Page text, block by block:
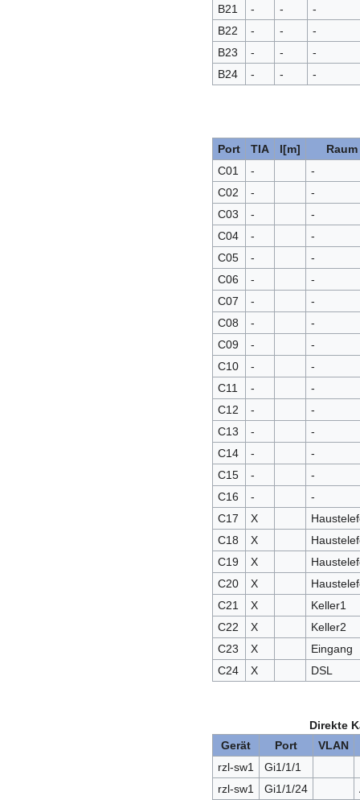
B21
- -
-
B22
- -
-
B23
- -
-
B24
- - -
Port TIA l[m]
Raum
C01
-
-
C02
-
-
C03
-
-
C04
-
-
C05
-
-
C06
-
-
C07
-
-
C08
-
-
C09
-
-
C10
-
-
C11
-
-
C12
-
-
C13
-
-
C14
-
-
C15
-
-
C16
-
-
C17
X
C18
X
C19
X
C20
X
C21
X
Keller1
C22
X
Keller2
C23
X
Eingang
C24
X DSL
Direkte
Gerät
Port
VLAN
rzl-sw1
Gi1/1/1
rzl-sw1
Gi1/1/24